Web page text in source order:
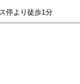
停より徒歩1分